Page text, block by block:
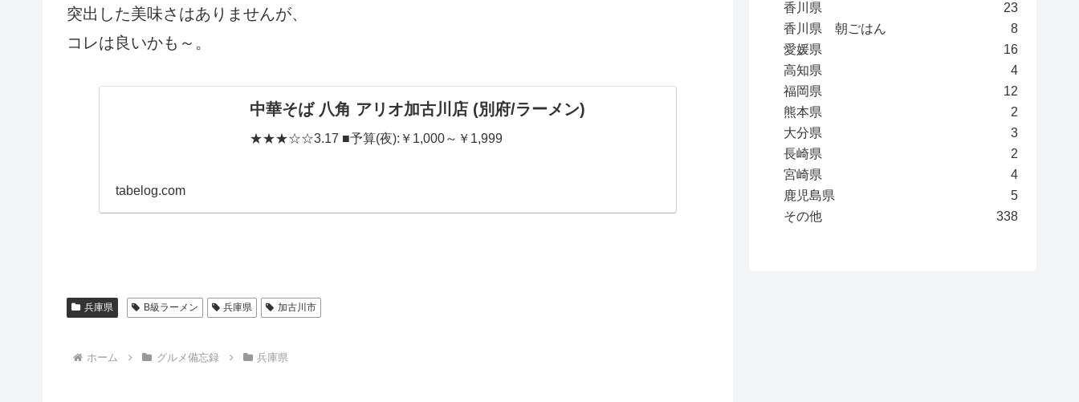
突出した美味さはありませんが、
コレは良いかも～。
中華そば 八角 アリオ加古川店 (別府/ラーメン)
★★★☆☆3.17 ■予算(夜):￥1,000～￥1,999
tabelog.com
兵庫県 B級ラーメン 兵庫県 加古川市
ホーム グルメ備忘録 兵庫県
香川県
23
香川県 朝ごはん
8
愛媛県
16
高知県
4
福岡県
12
熊本県
2
大分県
3
長崎県
2
宮崎県
4
鹿児島県
5
その他
338